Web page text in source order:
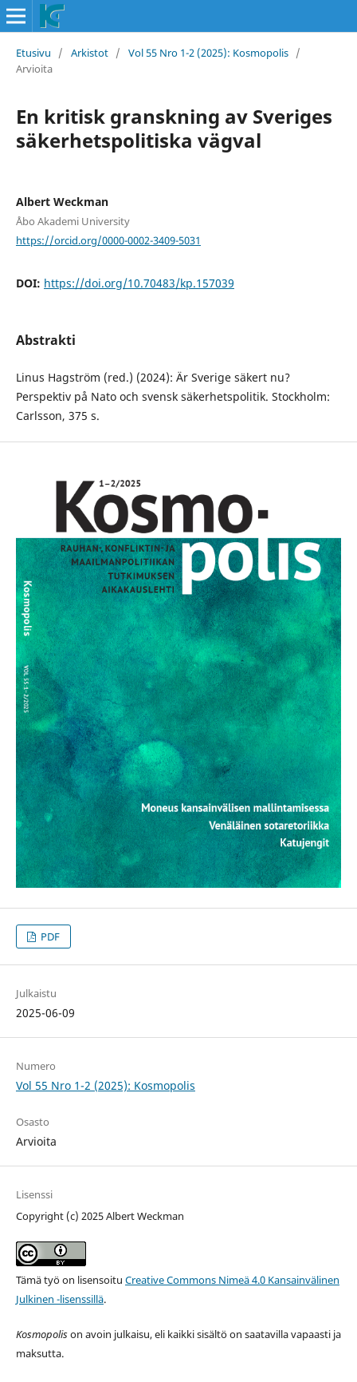
Etusivu / Arkistot / Vol 55 Nro 1-2 (2025): Kosmopolis /
Arvioita
En kritisk granskning av Sveriges
säkerhetspolitiska vägval
Albert Weckman
Åbo Akademi University
https://orcid.org/0000-0002-3409-5031
DOI: https://doi.org/10.70483/kp.157039
Abstrakti
Linus Hagström (red.) (2024): Är Sverige säkert nu?
Perspektiv på Nato och svensk säkerhetspolitik. Stockholm:
Carlsson, 375 s.
PDF
Julkaistu
2025-06-09
Numero
Vol 55 Nro 1-2 (2025): Kosmopolis
Osasto
Arvioita
Lisenssi
Copyright (c) 2025 Albert Weckman
Tämä työ on lisensoitu Creative Commons Nimeä 4.0 Kansainvälinen
Julkinen -lisenssillä.
Kosmopolison avoin julkaisu, eli kaikki sisältö on saatavilla vapaasti ja
maksutta.